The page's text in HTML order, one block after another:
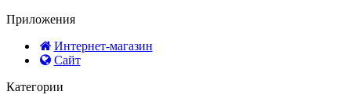
Приложения
Интернет-магазин
Сайт
Категории